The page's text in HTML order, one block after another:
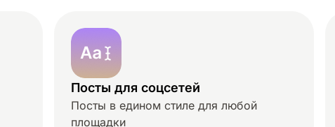
Посты для соцсетей
Посты в едином стиле для любой
площадки